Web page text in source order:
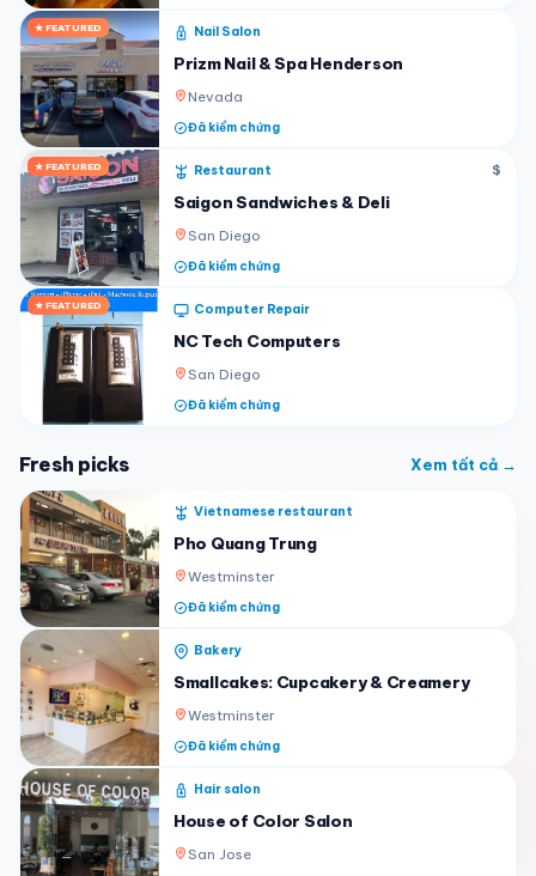
★ FEATURED Nail Salon
Prizm Nail & Spa Henderson
Nevada
Đã kiểm chứng
★ FEATURED Restaurant $
Saigon Sandwiches & Deli
San Diego
Đã kiểm chứng
★ FEATURED Computer Repair
NC Tech Computers
San Diego
Đã kiểm chứng
Fresh picks Xem tất cả →
Vietnamese restaurant
Pho Quang Trung
Westminster
Đã kiểm chứng
Bakery
Smallcakes: Cupcakery & Creamery
Westminster
Đã kiểm chứng
Hair salon
House of Color Salon
San Jose